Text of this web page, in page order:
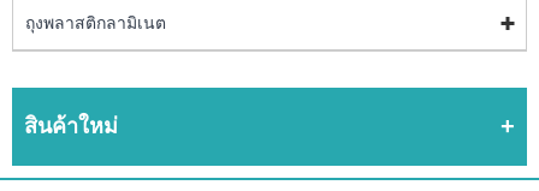
ถุงพลาสติกลามิเนต
สินค้าใหม่